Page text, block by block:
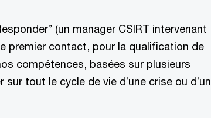
(un manager CSIRT intervenant
premier contact, pour la qualification de
compétences, basées sur plusieurs
tout le cycle de vie d’une crise ou d’un